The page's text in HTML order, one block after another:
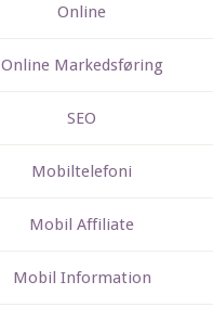
Online
Online Markedsføring
SEO
Mobiltelefoni
Mobil Affiliate
Mobil Information